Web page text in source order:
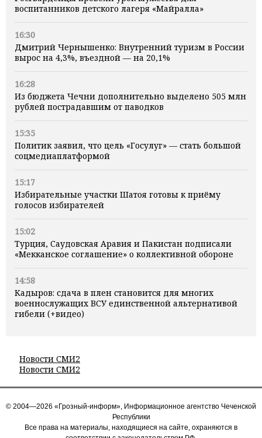
воспитанников детского лагеря «Майралла»
16:30
Дмитрий Чернышенко: Внутренний туризм в России
вырос на 4,3%, въездной — на 20,1%
16:28
Из бюджета Чечни дополнительно выделено 505 млн
рублей пострадавшим от паводков
15:35
Политик заявил, что цель «Госулуг» — стать большой
соцмедиаплатформой
15:17
Избирательные участки Шатоя готовы к приёму
голосов избирателей
15:02
Турция, Саудовская Аравия и Пакистан подписали
«Мекканское соглашение» о коллективной обороне
14:58
Кадыров: сдача в плен становится для многих
военнослужащих ВСУ единственной альтернативой
гибели (+видео)
Новости СМИ2
Новости СМИ2
© 2004—2026 «Грозный-информ», Информационное агентство Чеченской
Республики
Все права на материалы, находящиеся на сайте, охраняются в